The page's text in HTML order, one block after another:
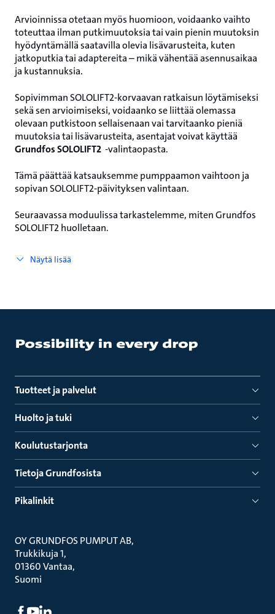
Arvioinnissa otetaan myös huomioon, voidaanko vaihto
toteuttaa ilman putkimuutoksia tai vain pienin muutoksin
hyödyntämällä saatavilla olevia lisävarusteita, kuten
jatkoputkia tai adaptereita – mikä vähentää asennusaikaa
ja kustannuksia.
Sopivimman SOLOLIFT2‑korvaavan ratkaisun löytämiseksi
sekä sen arvioimiseksi, voidaanko se liittää olemassa
olevaan putkistoon sellaisenaan vai tarvitaanko pieniä
muutoksia tai lisävarusteita, asentajat voivat käyttää
Grundfos SOLOLIFT2 ‑valintaopasta.
Tämä päättää katsauksemme pumppaamon vaihtoon ja
sopivan SOLOLIFT2‑päivityksen valintaan.
Seuraavassa moduulissa tarkastelemme, miten Grundfos
SOLOLIFT2 huolletaan.
Näytä lisää
Tuotteet ja palvelut
Huolto ja tuki
Koulutustarjonta
Tietoja Grundfosista
Pikalinkit
OY GRUNDFOS PUMPUT AB
Trukkikuja 1
01360 Vantaa
Suomi